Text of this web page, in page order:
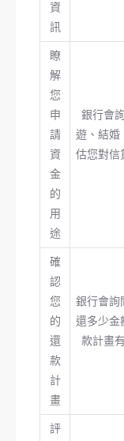
資
訊
瞭
解
您
申
請
資
金
的
用
途
銀行會
遊、結婚
估您對信
確
認
您
的
還
款
計
畫
銀行會詢
還多少金
款計畫
評